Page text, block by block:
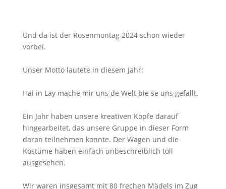
Und da ist der Rosenmontag 2024 schon wieder
vorbei.
Unser Motto lautete in diesem Jahr:
Häi in Lay mache mir uns de Welt bie se uns gefällt.
Ein Jahr haben unsere kreativen Köpfe darauf
hingearbeitet, das unsere Gruppe in dieser Form
daran teilnehmen konnte. Der Wagen und die
Kostüme haben einfach unbeschreiblich toll
ausgesehen.
Wir waren insgesamt mit 80 frechen Mädels im Zug